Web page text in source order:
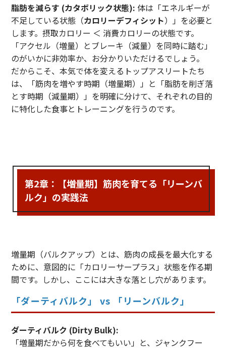
脂肪を減らす (カタボリック状態): 体は「エネルギーが
不足している状態（カロリーデフィシット）」を必要と
します。摂取カロリー ＜ 消費カロリーの状態です。
「アクセル（増量）とブレーキ（減量）を同時に踏む」
のがいかに非効率か、お分かりいただけるでしょう。
だからこそ、本気で体を変えるトップアスリートたち
は、「筋肉を増やす時期（増量期）」と「脂肪を削ぎ落
とす時期（減量期）」を明確に分けて、それぞれの目的
に特化した食事とトレーニングを行うのです。
第2章：【増量期】筋肉を育てる「リーンバ
ルク」の実践法
増量期（バルクアップ）とは、筋肉の成長を最大化する
ために、意図的に「カロリーサープラス」状態を作る期
間です。しかし、ここには大きな落とし穴があります。
「ダーティバルク」 vs 「リーンバルク」
ダーティバルク (Dirty Bulk):
「増量期だから何を食べてもいい」と、ジャンクフー